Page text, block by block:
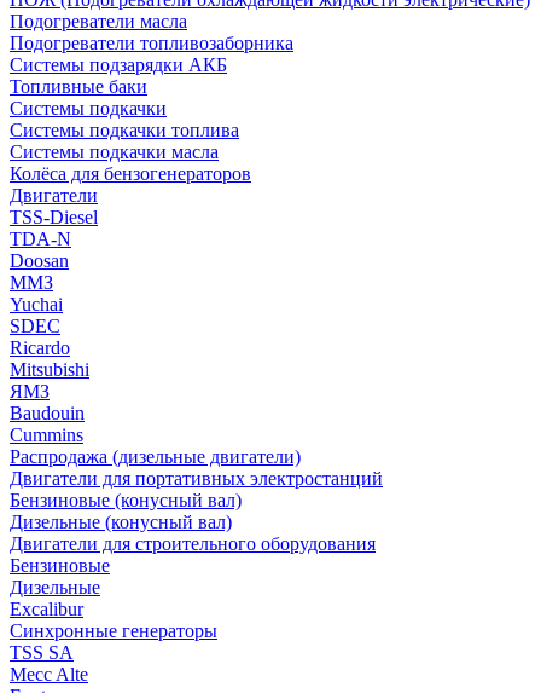
Подогреватели масла
Подогреватели топливозаборника
Системы подзарядки АКБ
Топливные баки
Системы подкачки
Системы подкачки топлива
Системы подкачки масла
Колёса для бензогенераторов
Двигатели
TSS-Diesel
TDA-N
Doosan
ММЗ
Yuchai
SDEC
Ricardo
Mitsubishi
ЯМЗ
Baudouin
Cummins
Распродажа (дизельные двигатели)
Двигатели для портативных электростанций
Бензиновые (конусный вал)
Дизельные (конусный вал)
Двигатели для строительного оборудования
Бензиновые
Дизельные
Excalibur
Синхронные генераторы
TSS SA
Mecc Alte